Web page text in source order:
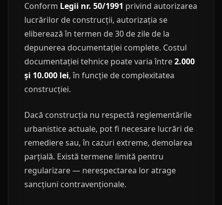
Conform Legii nr. 50/1991 privind autorizarea
lucrărilor de construcții, autorizația se
eliberează în termen de 30 de zile de la
depunerea documentației complete. Costul
documentației tehnice poate varia între2.000
și 10.000 lei, în funcție de complexitatea
construcției.
Dacă construcția nu respectă reglementările
urbanistice actuale, pot fi necesare lucrări de
remediere sau, în cazuri extreme, demolarea
parțială. Există termene limită pentru
regularizare — nerespectarea lor atrage
sancțiuni contravenționale.